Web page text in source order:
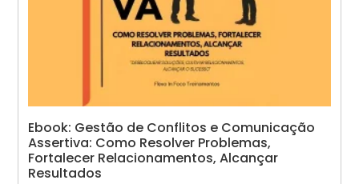
Ebook: Gestão de Conflitos e Comunicação
Assertiva: Como Resolver Problemas,
Fortalecer Relacionamentos, Alcançar
Resultados